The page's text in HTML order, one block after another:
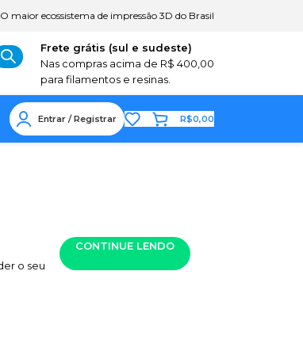
O maior ecossistema de impressão 3D do Brasil
Frete grátis (sul e sudeste)
Nas compras acima de R$ 400,00
para filamentos e resinas.
Entrar / Registrar R$0,00
o seu
CONTINUE LENDO